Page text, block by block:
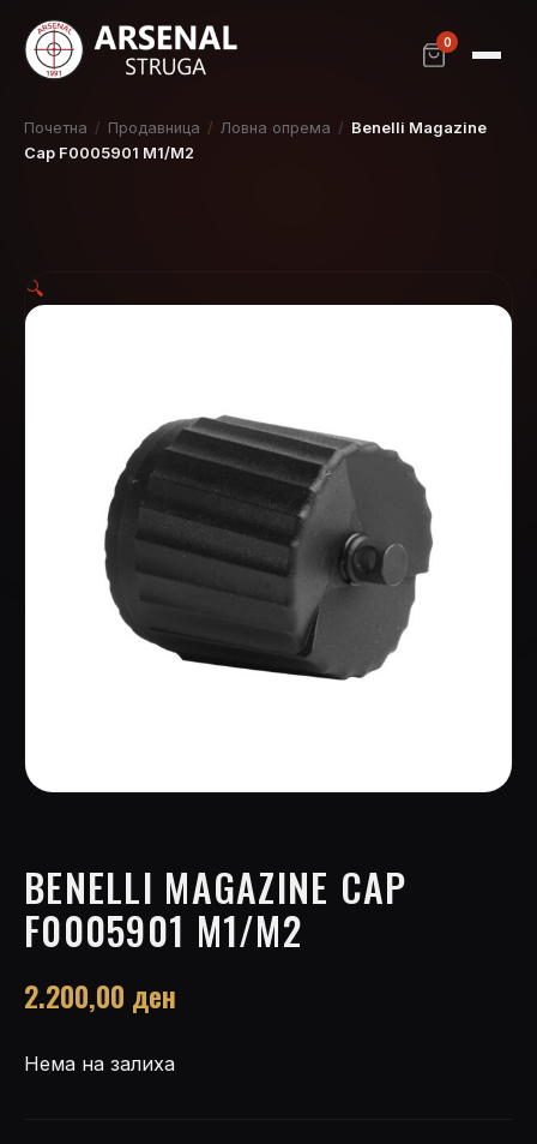
0
Почетна / Продавница / Ловна опрема / Benelli Magazine
Cap F0005901 M1/M2
🔍
BENELLI MAGAZINE CAP
F0005901 M1/M2
2.200,00 ден
Нема на залиха